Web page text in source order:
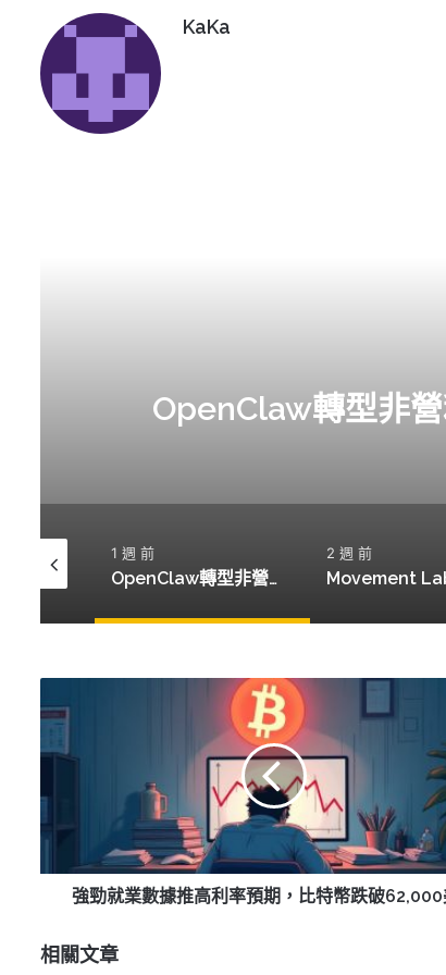
KaKa
OpenClaw轉型非
貝萊德推出17億美元代幣化貨幣市場基金，開啟新金融時代
1 週 前
OpenClaw轉型非營利，能否成為AI領域的中立者？
2 週 前
勁
就
業
據
推
利
比
強勁就業數據推高利率預期，比特幣跌破62,000
相關文章